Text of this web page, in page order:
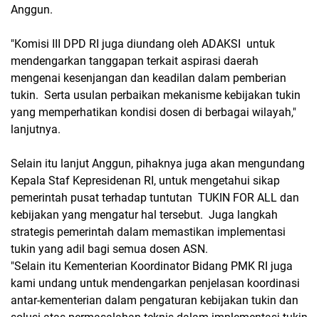
Anggun.
"Komisi III DPD RI juga diundang oleh ADAKSI untuk
mendengarkan tanggapan terkait aspirasi daerah
mengenai kesenjangan dan keadilan dalam pemberian
tukin. Serta usulan perbaikan mekanisme kebijakan tukin
yang memperhatikan kondisi dosen di berbagai wilayah,"
lanjutnya.
Selain itu lanjut Anggun, pihaknya juga akan mengundang
Kepala Staf Kepresidenan RI, untuk mengetahui sikap
pemerintah pusat terhadap tuntutan TUKIN FOR ALL dan
kebijakan yang mengatur hal tersebut. Juga langkah
strategis pemerintah dalam memastikan implementasi
tukin yang adil bagi semua dosen ASN.
"Selain itu Kementerian Koordinator Bidang PMK RI juga
kami undang untuk mendengarkan penjelasan koordinasi
antar-kementerian dalam pengaturan kebijakan tukin dan